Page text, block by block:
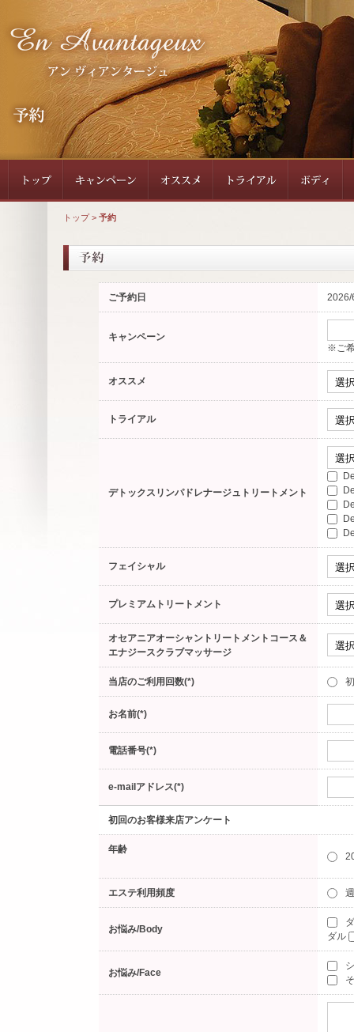
トップ> 予約
ご予約日 2026/
キャンペーン
※ご
オススメ
トライアル
デトックスリンパドレナージュトリートメント
フェイシャル
プレミアムトリートメント
オセアニアオーシャントリートメントコース＆
エナジースクラブマッサージ
当店のご利用回数(*)
お名前(*)
電話番号(*)
e-mailアドレス(*)
初回のお客様来店アンケート
年齢
エステ利用頻度
お悩み/Body
ダル
お悩み/Face